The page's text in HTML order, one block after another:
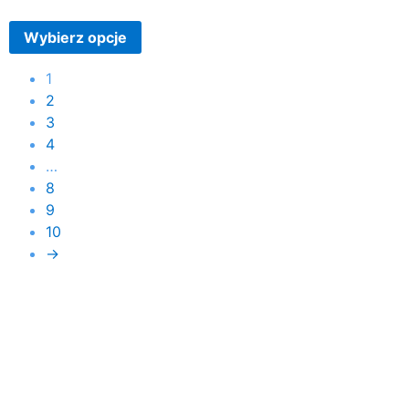
Wybierz opcje
1
2
3
4
…
8
9
10
→